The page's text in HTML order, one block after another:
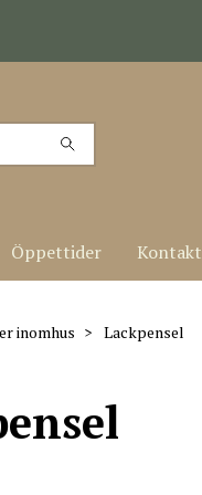
Öppettider Kontakt
inomhus Lackpensel